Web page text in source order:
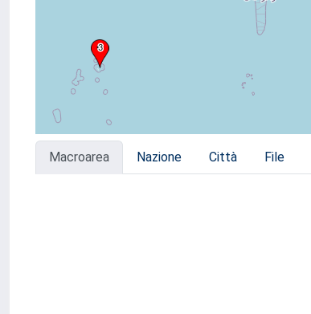
Macroarea Nazione Città File